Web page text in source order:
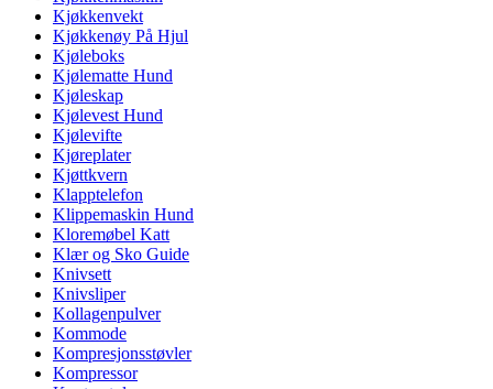
Kjøkkenvekt
Kjøkkenøy På Hjul
Kjøleboks
Kjølematte Hund
Kjøleskap
Kjølevest Hund
Kjølevifte
Kjøreplater
Kjøttkvern
Klapptelefon
Klippemaskin Hund
Kloremøbel Katt
Klær og Sko Guide
Knivsett
Knivsliper
Kollagenpulver
Kommode
Kompresjonsstøvler
Kompressor